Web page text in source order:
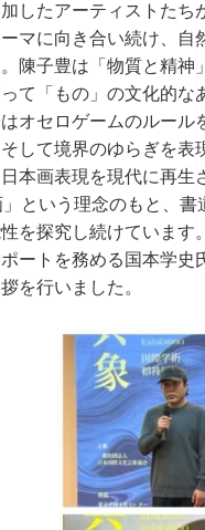
したアーティストた
マに向き合い続け、
陳子豊は「物質と精
て「もの」の文化的
オセロゲームのルー
して境界のゆらぎを
本画表現を現代に再
という理念のもと、
を探究し続けています。
ートを務める国本学
を行いました。